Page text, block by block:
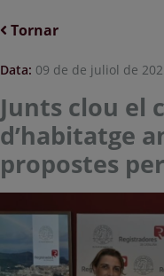
Tornar
Data: 09 de de juliol de
Junts clou el
d’habitatge
propostes